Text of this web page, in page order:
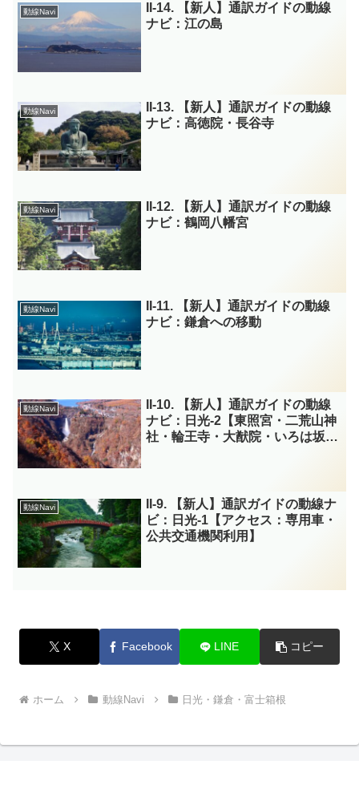
動線Navi
II-14. 【新人】通訳ガイドの動線
ナビ：江の島
動線Navi
II-13. 【新人】通訳ガイドの動線
ナビ：高徳院・長谷寺
動線Navi
II-12. 【新人】通訳ガイドの動線
ナビ：鶴岡八幡宮
動線Navi
II-11. 【新人】通訳ガイドの動線
ナビ：鎌倉への移動
動線Navi
II-10. 【新人】通訳ガイドの動線
ナビ：日光-2【東照宮・二荒山神
社・輪王寺・大猷院・いろは坂・
動線Navi
II-9. 【新人】通訳ガイドの動線ナ
ビ：日光-1【アクセス：専用車・
公共交通機関利用】
X Facebook LINE コピー
ホーム 動線Navi 日光・鎌倉・富士箱根